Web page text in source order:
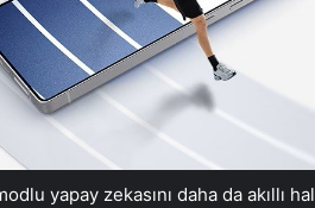
yapay zekasını daha da akıllı